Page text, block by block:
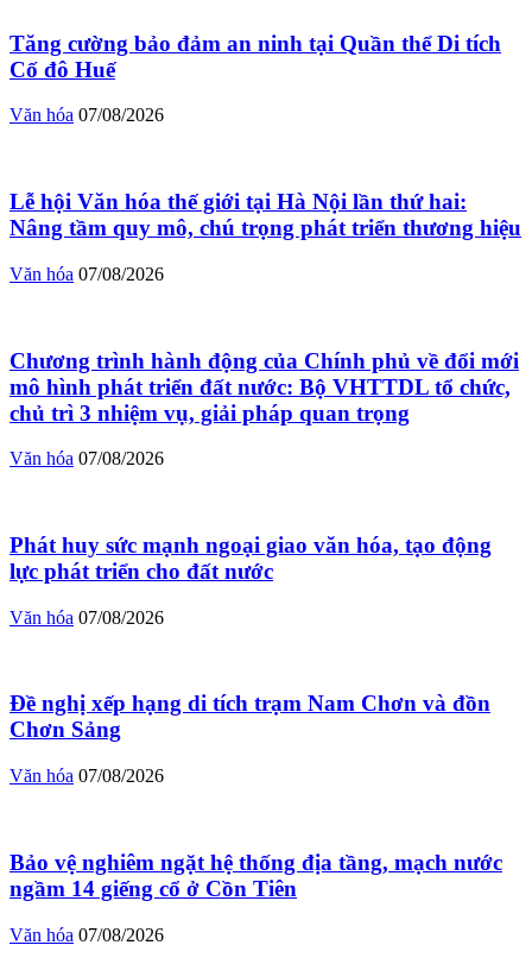
Tăng cường bảo đảm an ninh tại Quần thể Di tích
Cố đô Huế
Văn hóa 07/08/2026
Lễ hội Văn hóa thế giới tại Hà Nội lần thứ hai:
Nâng tầm quy mô, chú trọng phát triển thương hiệu
Văn hóa 07/08/2026
Chương trình hành động của Chính phủ về đổi mới
mô hình phát triển đất nước: Bộ VHTTDL tổ chức,
chủ trì 3 nhiệm vụ, giải pháp quan trọng
Văn hóa 07/08/2026
Phát huy sức mạnh ngoại giao văn hóa, tạo động
lực phát triển cho đất nước
Văn hóa 07/08/2026
Đề nghị xếp hạng di tích trạm Nam Chơn và đồn
Chơn Sảng
Văn hóa 07/08/2026
Bảo vệ nghiêm ngặt hệ thống địa tầng, mạch nước
ngầm 14 giếng cổ ở Cồn Tiên
Văn hóa 07/08/2026